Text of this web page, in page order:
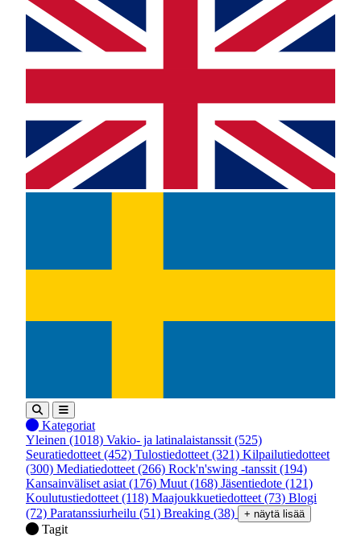
Kategoriat
Yleinen (1018) Vakio- ja latinalaistanssit (525)
Seuratiedotteet (452) Tulostiedotteet (321) Kilpailutiedotteet
(300) Mediatiedotteet (266) Rock'n'swing -tanssit (194)
Kansainväliset asiat (176) Muut (168) Jäsentiedote (121)
Koulutustiedotteet (118) Maajoukkuetiedotteet (73) Blogi
(72) Paratanssiurheilu (51) Breaking (38) + näytä lisää
Tagit